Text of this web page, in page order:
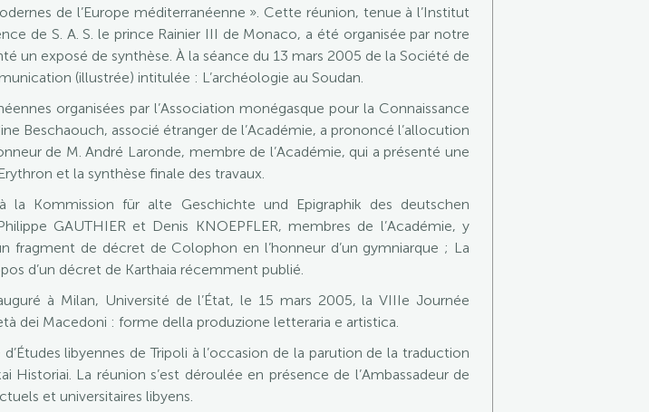
de l’Europe méditerranéenne ». Cette réunion, tenue à l’Institut
de S. A. S. le prince Rainier III de Monaco, a été organisée par notre
un exposé de synthèse. À la séance du 13 mars 2005 de la Société de
(illustrée) intitulée : L’archéologie au Soudan.
organisées par l’Association monégasque pour la Connaissance
Beschaouch, associé étranger de l’Académie, a prononcé l’allocution
de M. André Laronde, membre de l’Académie, qui a présenté une
et la synthèse finale des travaux.
Kommission für alte Geschichte und Epigraphik des deutschen
GAUTHIER et Denis KNOEPFLER, membres de l’Académie, y
de décret de Colophon en l’honneur d’un gymniarque ; La
d’un décret de Karthaia récemment publié.
à Milan, Université de l’État, le 15 mars 2005, la VIIIe Journée
dei Macedoni : forme della produzione letteraria e artistica.
libyennes de Tripoli à l’occasion de la parution de la traduction
La réunion s’est déroulée en présence de l’Ambassadeur de
et universitaires libyens.